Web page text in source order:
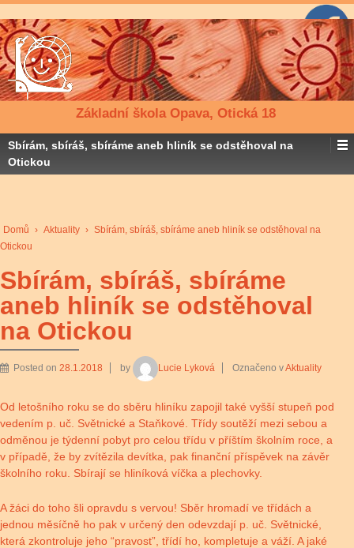
Základní škola Opava, Otická 18
Sbírám, sbíráš, sbíráme aneb hliník se odstěhoval na
Otickou
Domů › Aktuality › Sbírám, sbíráš, sbíráme aneb hliník se odstěhoval na
Otickou
Sbírám, sbíráš, sbíráme
aneb hliník se odstěhoval
na Otickou
Posted on 28.1.2018 by Lucie Lyková Označeno vAktuality
Od letošního roku se do sběru hliníku zapojil také vyšší stupeň pod
vedením p. uč. Světnické a Staňkové. Třídy soutěží mezi sebou a
odměnou je týdenní pobyt pro celou třídu v příštím školním roce, a
v případě, že by zvítězila devítka, pak finanční příspěvek na závěr
školního roku. Sbírají se hliníková víčka a plechovky.
A žáci do toho šli opravdu s vervou! Sběr hromadí ve třídách a
jednou měsíčně ho pak v určený den odevzdají p. uč. Světnické,
která zkontroluje jeho “pravost”, třídí ho, kompletuje a váží. A jaké